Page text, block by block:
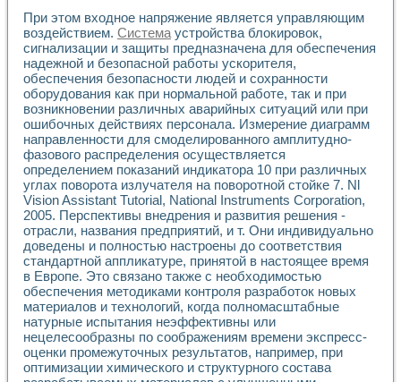
Использование систем технического зрения для контроля
Исследование электромагнитных переходных процессов
Применение LabVIEW при разработке обучающих
Разработка виртуальных тренажеров путем
Система блокировок, сигнализации и защиты ускорителя
Система сбора данных и управления процессом
Управление температурой газовой среды специальной
Разработка программного обеспечения с
Использование технологий NATIONAL INSTRUMENTS
Оборудование для промышленной термотрансферной
Автоматизация реометрических исследований на базе
Применение измерителя иммитанса для исследова¬ния
Исследование электромагнитных переходных процессов
Стенд для исследования электрических переходных
Автоматизация контроля сварных швов на базе
Измерительный контроль с применением
Моделирование надежности и эффективности систем
Лабораторные практикумы и учебные стенды
Автоматизация лабораторного стенда по измерению
Автоматизированные лабораторные комплексы для
Виртуальный прибор для исследования нелинейных
При этом входное напряжение является управляющим
воздействием. Системаустройства блокировок,
сигнализации и защиты предназначена для обеспечения
надежной и безопасной работы ускорителя,
обеспечения безопасности людей и сохранности
оборудования как при нормальной работе, так и при
возникновении различных аварийных ситуаций или при
ошибочных действиях персонала. Измерение диаграмм
направленности для смоделированного амплитудно-
фазового распределения осуществляется
определением показаний индикатора 10 при различных
углах поворота излучателя на поворотной стойке 7. Nl
Vision Assistant Tutorial, National Instruments Corporation,
2005. Перспективы внедрения и развития решения -
отрасли, названия предприятий, и т. Они индивидуально
доведены и полностью настроены до соответствия
стандартной аппликатуре, принятой в настоящее время
в Европе. Это связано также с необходимостью
обеспечения методиками контроля разработок новых
материалов и технологий, когда полномасштабные
натурные испытания неэффективны или
нецелесообразны по соображениям времени экспресс-
оценки промежуточных результатов, например, при
оптимизации химического и структурного состава